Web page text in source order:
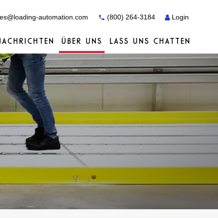
automation.com (800) 264-3184 Login
Fallstudien Dienstleistungen
Fallstudien Dienstleistungen
Dienstleistungen
ÜBER UNS
Vertriebspartner Actiw
LASS UNS CHATTEN